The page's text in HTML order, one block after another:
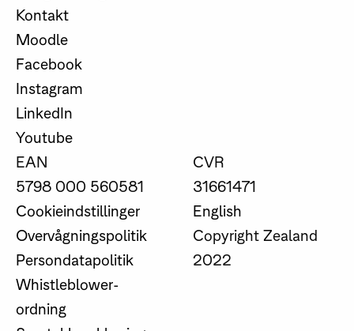
Kontakt
Moodle
Facebook
Instagram
LinkedIn
Youtube
EAN
5798 000 560581
CVR
31661471
Cookieindstillinger
Overvågningspolitik
Persondatapolitik
Whistleblower-
ordning
English
Copyright Zealand
2022